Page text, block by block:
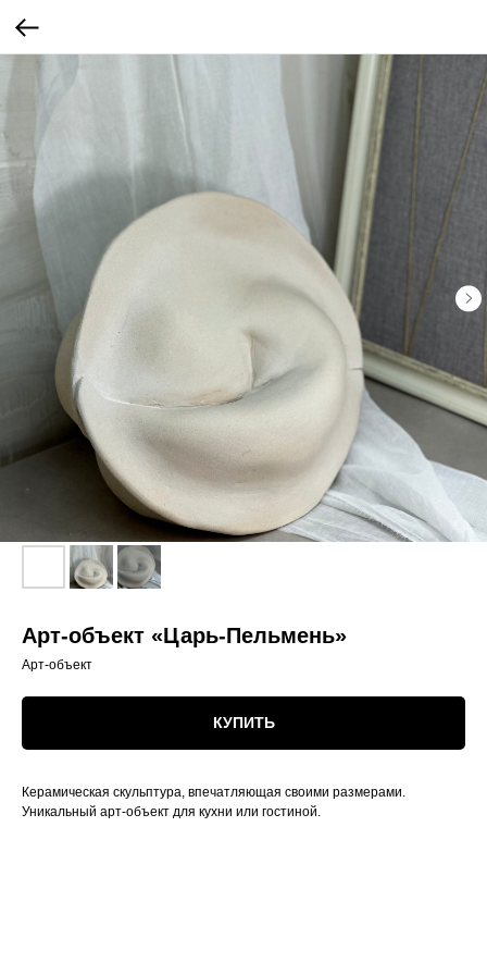
Арт-объект «Царь-Пельмень»
Арт-объект
КУПИТЬ
Керамическая скульптура, впечатляющая своими размерами.
Уникальный арт-объект для кухни или гостиной.